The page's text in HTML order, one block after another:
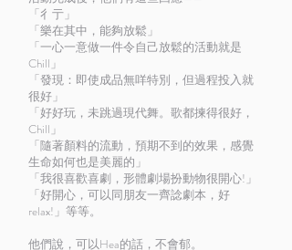
「彳亍」
「樂在其中，能夠放鬆」
「一心一意做一件令自己放鬆的活動就是
Chill」
「發現：即使成品無咩特別，但過程投入就
很好」
「好好玩，未跳過現代舞。歌都揀得很好，
Chill」
「隨著顏料的流動，預期不到的效果，感覺
生命如何也是美麗的」
「我很喜歡喜劇，形體劇場扮動物很開心!」
「好開心，可以同朋友一齊諗劇本，好
relax!」等等。
他們說，可以Hea的話，不會郁。